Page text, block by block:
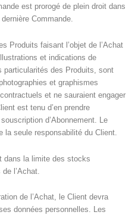
est prorogé de plein droit dans
Commande.
Produits faisant l’objet de l’Achat
et indications de
particularités des Produits, sont
et graphismes
et ne sauraient engager
est tenu d’en prendre
d’Abonnement. Le
la seule responsabilité du Client.
dans la limite des stocks
l’Achat.
de l’Achat, le Client devra
données personnelles. Les